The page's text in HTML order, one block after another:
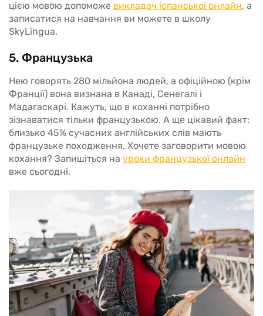
цією мовою допоможе викладач іспанської онлайн, а
записатися на навчання ви можете в школу
SkyLingua.
5. Французька
Нею говорять 280 мільйона людей, а офіційною (крім
Франції) вона визнана в Канаді, Сенегалі і
Мадагаскарі. Кажуть, що в коханні потрібно
зізнаватися тільки французькою. А ще цікавий факт:
близько 45% сучасних англійських слів мають
французьке походження. Хочете заговорити мовою
кохання? Запишіться на уроки французької онлайн
вже сьогодні.